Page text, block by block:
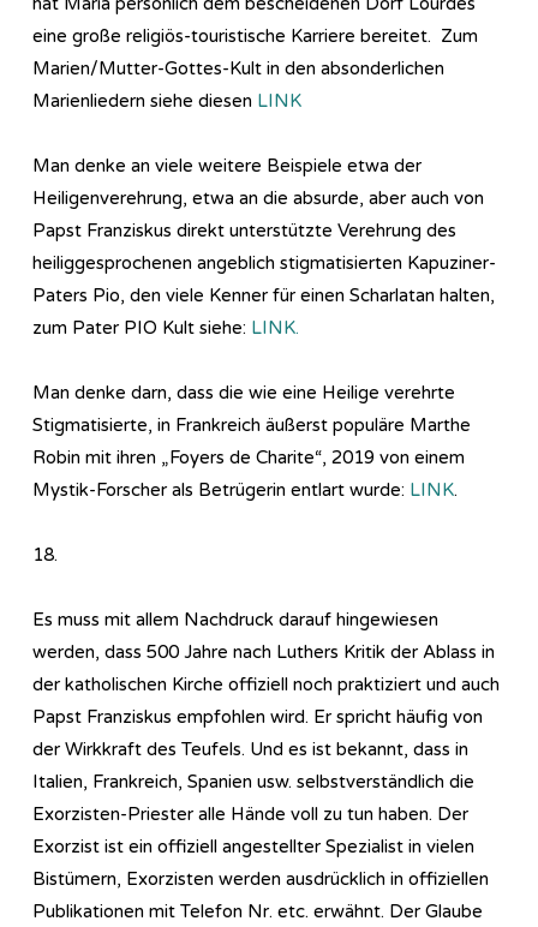
eine große religiös-touristische Karriere bereitet. Zum
Marien/Mutter-Gottes-Kult in den absonderlichen
Marienliedern siehe diesen LINK
Man denke an viele weitere Beispiele etwa der
Heiligenverehrung, etwa an die absurde, aber auch von
Papst Franziskus direkt unterstützte Verehrung des
heiliggesprochenen angeblich stigmatisierten Kapuziner-
Paters Pio, den viele Kenner für einen Scharlatan halten,
zum Pater PIO Kult siehe: LINK.
Man denke darn, dass die wie eine Heilige verehrte
Stigmatisierte, in Frankreich äußerst populäre Marthe
Robin mit ihren „Foyers de Charite“, 2019 von einem
Mystik-Forscher als Betrügerin entlart wurde: LINK.
18.
Es muss mit allem Nachdruck darauf hingewiesen
werden, dass 500 Jahre nach Luthers Kritik der Ablass in
der katholischen Kirche offiziell noch praktiziert und auch
Papst Franziskus empfohlen wird. Er spricht häufig von
der Wirkkraft des Teufels. Und es ist bekannt, dass in
Italien, Frankreich, Spanien usw. selbstverständlich die
Exorzisten-Priester alle Hände voll zu tun haben. Der
Exorzist ist ein offiziell angestellter Spezialist in vielen
Bistümern, Exorzisten werden ausdrücklich in offiziellen
Publikationen mit Telefon Nr. etc. erwähnt. Der Glaube